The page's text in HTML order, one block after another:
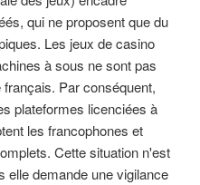
qui ne proposent que du
Les jeux de casino
à sous ne sont pas
Par conséquent,
plateformes licenciées à
les francophones et
Cette situation n'est
elle demande une vigilance